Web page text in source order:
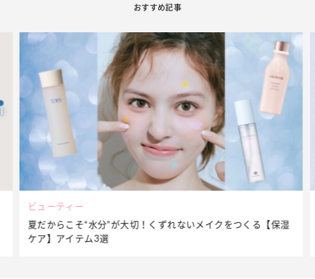
おすすめ記事
ビューティー
夏だからこそ“水分”が大切！くずれないメイクをつくる【保湿
ケア】アイテム3選